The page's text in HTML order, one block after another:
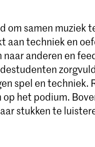
om samen muziek
aan techniek en
anderen en
spel en techniek.
het podium.
stukken te